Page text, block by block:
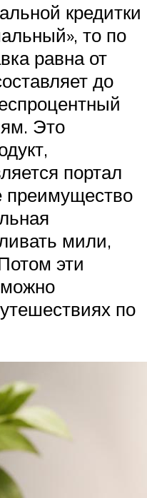
кредитки
то по
равна от
до
Это
портал
преимущество
мили,
эти
по